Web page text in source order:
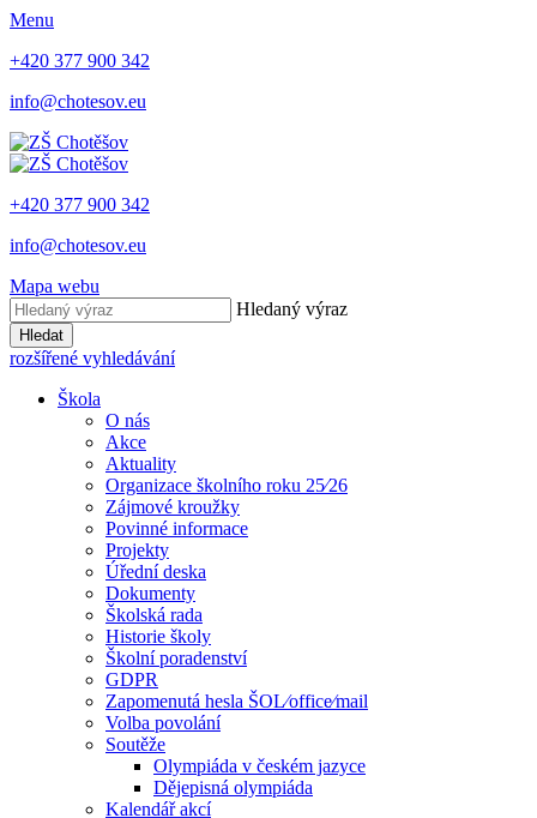
Menu
+420 377 900 342
info@chotesov.eu
+420 377 900 342
info@chotesov.eu
Mapa webu
Hledaný výraz
Hledat
rozšířené vyhledávání
Škola
O nás
Akce
Aktuality
Organizace školního roku 25⁄26
Zájmové kroužky
Povinné informace
Projekty
Úřední deska
Dokumenty
Školská rada
Historie školy
Školní poradenství
GDPR
Zapomenutá hesla ŠOL⁄office⁄mail
Volba povolání
Soutěže
Olympiáda v českém jazyce
Dějepisná olympiáda
Kalendář akcí